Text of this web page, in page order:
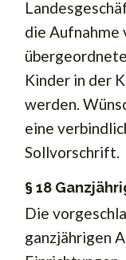
die Aufnahme
Kinder in der
werden.
eine
Sollvorschrift.
§ 18
Die
ganzjährigen